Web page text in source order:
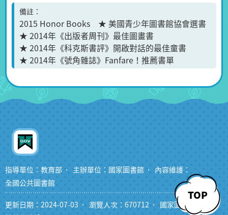
備註
2015 Honor Books ★ 美國青少年圖書館協會選書
★ 2014年《出版者周刊》最佳圖畫書
★ 2014年《科克斯書評》開啟對話的最佳童書
★ 2014年《號角雜誌》Fanfare！推薦書單
TOP
指導單位：教育部 主辦單位：國家圖書館
內容維護：
全國公共圖書館
更新日期：2024-07-03 瀏覽人次：670712
國家圖書